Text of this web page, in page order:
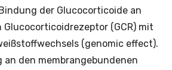
der Glucocorticoide an
(GCR) mit
(genomic effect).
an den membrangebundenen